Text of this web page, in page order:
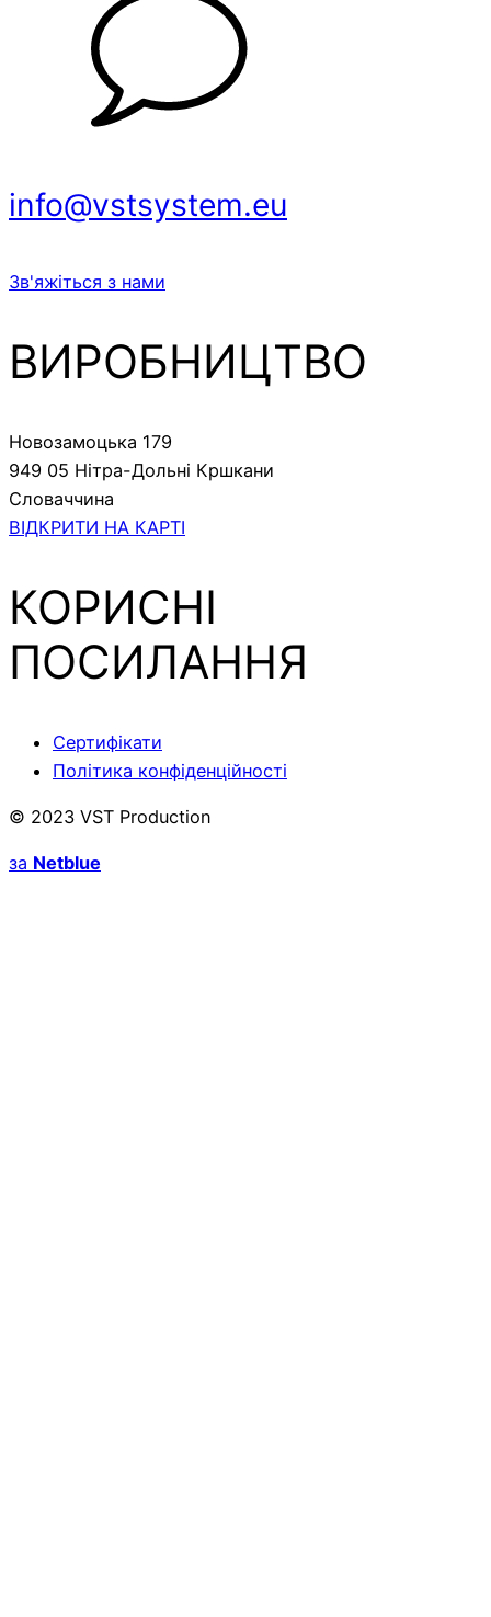
info@vstsystem.eu
Зв'яжіться з нами
ВИРОБНИЦТВО
Новозамоцька 179
949 05 Нітра-Дольні Кршкани
Словаччина
ВІДКРИТИ НА КАРТІ
КОРИСНІ
ПОСИЛАННЯ
Сертифікати
Політика конфіденційності
© 2023 VST Production
за Netblue